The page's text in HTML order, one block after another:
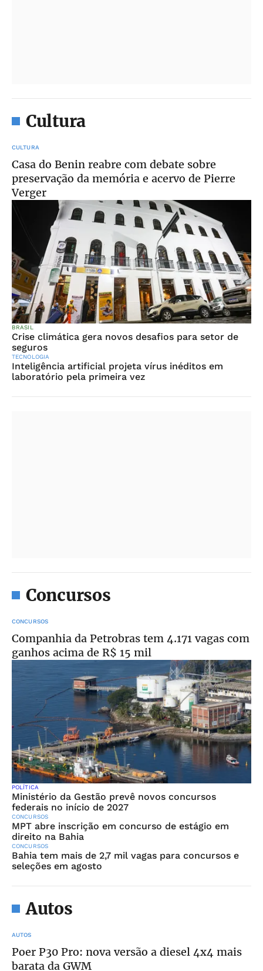
Cultura
CULTURA
Casa do Benin reabre com debate sobre
preservação da memória e acervo de Pierre
Verger
BRASIL
Crise climática gera novos desafios para setor de
seguros
TECNOLOGIA
Inteligência artificial projeta vírus inéditos em
laboratório pela primeira vez
Concursos
CONCURSOS
Companhia da Petrobras tem 4.171 vagas com
ganhos acima de R$ 15 mil
POLÍTICA
Ministério da Gestão prevê novos concursos
federais no início de 2027
CONCURSOS
MPT abre inscrição em concurso de estágio em
direito na Bahia
CONCURSOS
Bahia tem mais de 2,7 mil vagas para concursos e
seleções em agosto
Autos
AUTOS
Poer P30 Pro: nova versão a diesel 4x4 mais
barata da GWM